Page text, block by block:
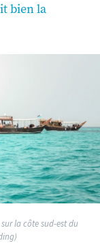
bien la
la côte sud-est du